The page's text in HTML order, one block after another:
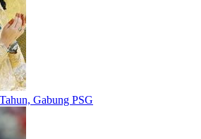
Gabung PSG